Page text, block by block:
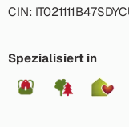
CIN:
Spezialisiert in